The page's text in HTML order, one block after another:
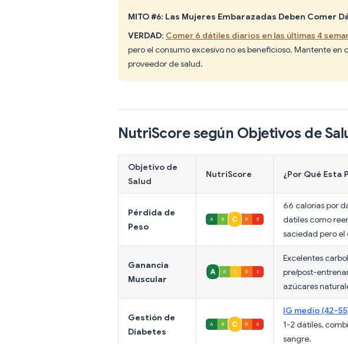
MITO #6: Las Mujeres Embarazadas Deben Comer
VERDAD: Comer 6 dátiles diarios en las últimas 4
pero el consumo excesivo no es beneficioso. Mantente
proveedor de salud.
NutriScore según Objetivos de
Objetivo de
Salud
NutriScore ¿Por Qué Esta
Pérdida de
Peso
66 calorías por
dátiles como
saciedad pero
Ganancia
Muscular
Excelentes
pre/post-
azúcares
Gestión de
Diabetes
IG medio (42-
1-2 dátiles,
sangre.